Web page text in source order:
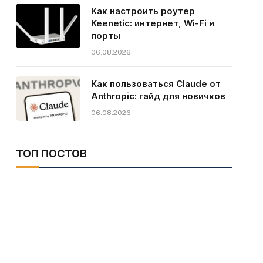
Как настроить роутер
Keenetic: интернет, Wi-Fi и
порты
06.08.2026
Как пользоваться Claude от
Anthropic: гайд для новичков
06.08.2026
ТОП ПОСТОВ